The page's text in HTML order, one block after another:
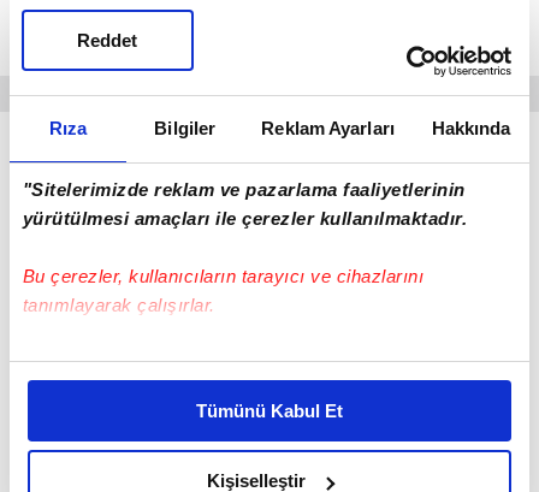
Rıza Bilgiler Reklam Ayarları Hakkında
"Sitelerimizde reklam ve pazarlama faaliyetlerinin
yürütülmesi amaçları ile çerezler kullanılmaktadır.
Bu çerezler, kullanıcıların tarayıcı ve cihazlarını
tanımlayarak çalışırlar.
Bu çerezlere izin vermeniz halinde sizlere özel
daha iyi reklam deneyimi yaşatabiliriz. Bunu yaparken
amacımızın size daha iyi bir reklam deneyimi sunmak
olduğunu ve sizlere en iyi içerikleri sunabilmek adına
Tümünü Kabul Et
Kişiselleştir
Reddet
de ihracat rakamlarının yükselmesine katkı
sağladı.